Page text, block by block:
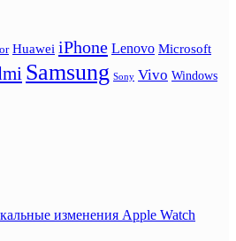
Huawei iPhone Lenovo Microsoft
Samsung Sony Vivo Windows
изменения Apple Watch